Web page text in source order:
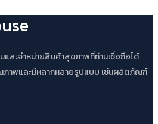
และจำหน่ายสินค้าสุขภาพที่ท่านเชื่อถือได้
ภาพและมีหลากหลายรูปแบบ เช่นผลิตภัณฑ์